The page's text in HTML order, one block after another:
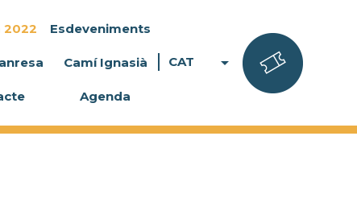
2022 Esdeveniments
Camí Ignasià
Agenda
CAT arrow_drop_down